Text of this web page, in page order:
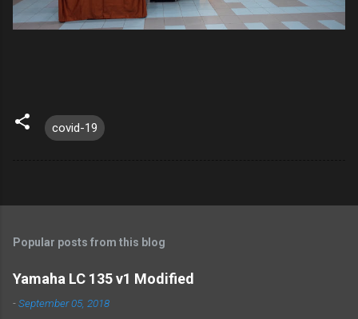
covid-19
Popular posts from this blog
Yamaha LC 135 v1 Modified
-September 05, 2018